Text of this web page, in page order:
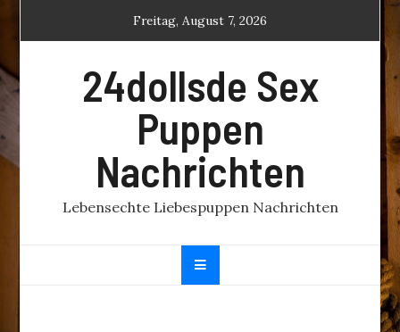
Freitag, August 7, 2026
24dollsde Sex
Puppen
Nachrichten
Lebensechte Liebespuppen Nachrichten